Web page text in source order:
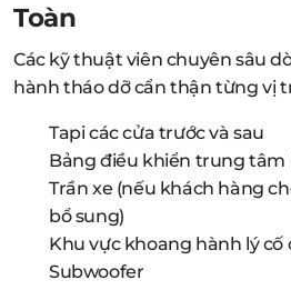
Toàn
Các kỹ thuật viên chuyên sâu
hành tháo dỡ cẩn thận từng vị
Tapi các cửa trước và sau
Bảng điều khiển trung tâm
Trần xe (nếu khách hàng
bổ sung)
Khu vực khoang hành lý cố
Subwoofer